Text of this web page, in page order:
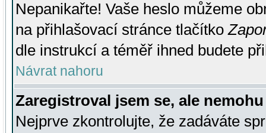
Nepanikařte! Vaše heslo můžeme
na přihlašovací stránce tlačítko
dle instrukcí a téměř ihned budete
Návrat nahoru
Zaregistroval jsem se, ale
Nejprve zkontrolujte, že zadáváte